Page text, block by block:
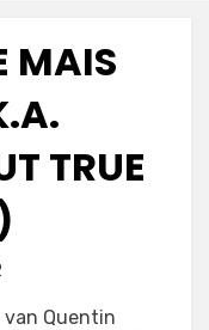
MAIS
TRUE
van Quentin